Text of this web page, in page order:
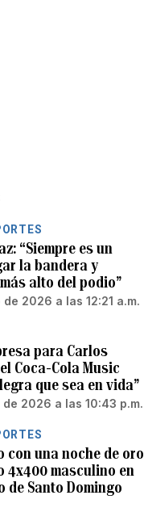
“Siempre es un
la bandera y
alto del podio”
2026 a las 12:21 a.m.
para Carlos
Coca-Cola Music
que sea en vida”
2026 a las 10:43 p.m.
con una noche de oro
4x400 masculino en
de Santo Domingo